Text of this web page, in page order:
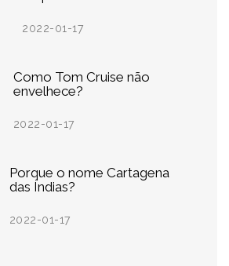
2022-01-17
Como Tom Cruise não
envelhece?
2022-01-17
Porque o nome Cartagena
das Índias?
2022-01-17